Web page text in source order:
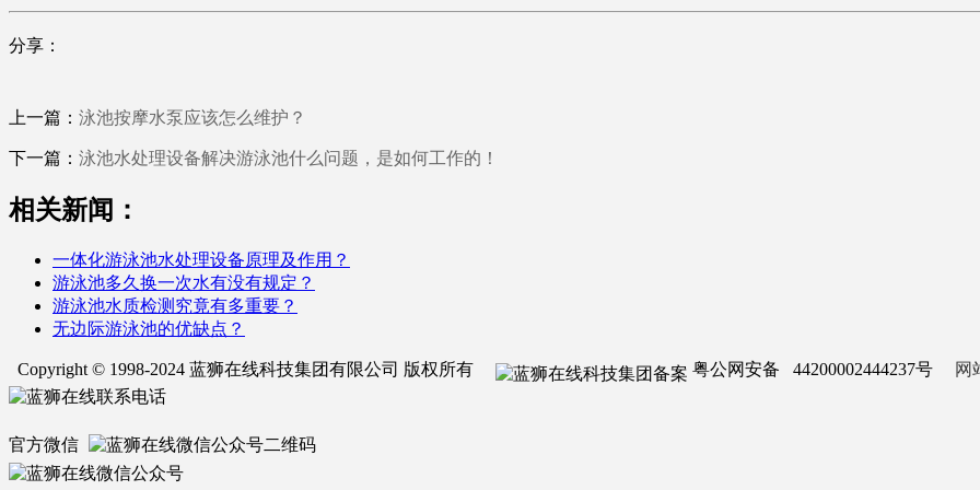
分享：
上一篇： 泳池按摩水泵应该怎么维护？
下一篇： 泳池水处理设备解决游泳池什么问题，是如何工作的！
相关新闻：
一体化游泳池水处理设备原理及作用？
游泳池多久换一次水有没有规定？
游泳池水质检测究竟有多重要？
无边际游泳池的优缺点？
Copyright © 1998-2024 蓝狮在线科技集团有限公司 版权所有 粤公网安备 44200002444237号 网
官方微信